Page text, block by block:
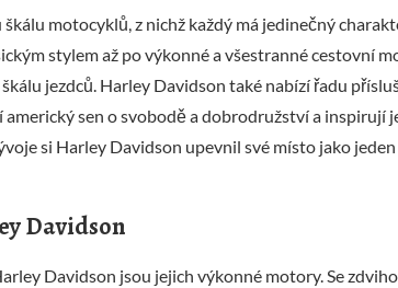
motocyklů, z nichž každý má jedinečný
stylem až po výkonné a všestranné cestovní
jezdců. Harley Davidson také nabízí řadu
sen o svobodě a dobrodružství a inspirují
si Harley Davidson upevnil své místo jako
Davidson
Davidson jsou jejich výkonné motory. Se